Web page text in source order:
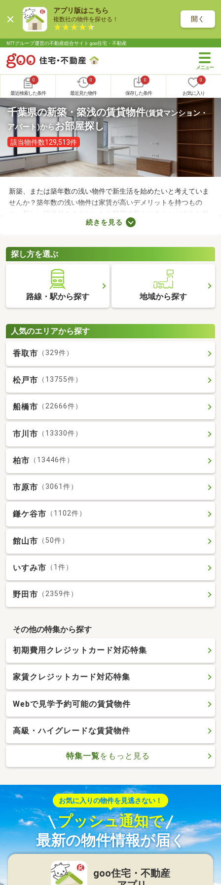
アプリ版はこちら
複数社の物件を探せる！ 開く
NTTグループ運営の不動産総合サイト goo住宅・不動産
0
最近検索した条件
0
最近見た物件
0
保存した条件
0
お気に入り
千葉県の新築・築浅の賃貸物件(賃貸マンション・
アパート)からお部屋探し
該当物件数129,513件
新築、または築年数の浅い物件で新生活を始めたいと考えていま
せんか？築年数の浅い物件は家賃が高いデメリットを持つもの
の、新しい設備付きのきれいなお部屋で暮らせることが大きな魅
力。なかには家賃を抑えた物件もあるので、無理なく借りられる
なるお部屋を見つけてみてください。
続きを見る
探し方を選ぶ
路線・駅から探す 地域から探す
人気のエリアから探す
香取市 （329件）
松戸市 （13755件）
船橋市 （22666件）
市川市 （13330件）
柏市 （13446件）
市原市 （3061件）
鎌ケ谷市 （1102件）
館山市 （50件）
いすみ市 （1件）
野田市 （2359件）
その他の特集から探す
初期費用クレジットカード対応特集
家賃クレジットカード対応特集
Webで見学予約可能の賃貸物件
高級・ハイグレードな賃貸物件
特集一覧をもっと見る
お気に入りの物件を見逃さない！
プッシュ通知で
最新の物件情報が届く
goo住宅・不動産